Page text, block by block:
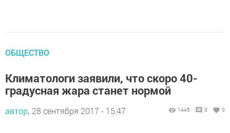
ОБЩЕСТВО
Климатологи заявили, что скоро 40-
градусная жара станет нормой
автор, 28 сентября 2017 - 15:47 1445 0 0